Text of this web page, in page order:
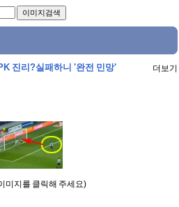
진리?실패하니 '완전 민망' 더보기
미지를 클릭해 주세요)